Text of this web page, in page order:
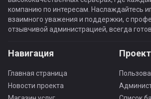
компанию по интересам. Наслаждайтесь
взаимного уважения и поддержки, с
отзывчивой администрацией, всегда
Навигация
Главная страница
Новости проекта
Проект